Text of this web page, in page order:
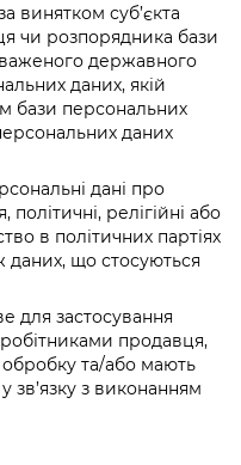
винятком суб’єкта
чи розпорядника бази
державного
даних, якій
бази персональних
даних
дані про
релігійні або
в політичних партіях
даних, що стосуються
для застосування
продавця,
та/або мають
зв’язку з виконанням